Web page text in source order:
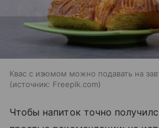
Квас с изюмом можно подавать на
источник: Freepik.com
Чтобы напиток точно